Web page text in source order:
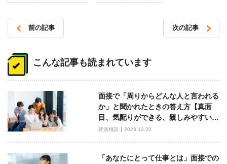
稿
ナ
ゲ
ー
シ
ョ
ン
前の記事 次の記事
こんな記事も読まれています
面接で「周りからどんな人と言われる
か」と聞かれたときの答え方【真面
目、気配りができる、親しみやすい…
就活相談 2023.12.20
「あなたにとって仕事とは」面接での